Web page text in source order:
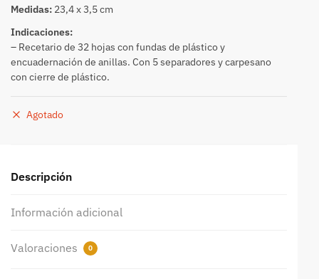
Medidas: 23,4 x 3,5 cm
Indicaciones:
– Recetario de 32 hojas con fundas de plástico y
encuadernación de anillas. Con 5 separadores y carpesano
con cierre de plástico.
Agotado
Descripción
Información adicional
Valoraciones 0